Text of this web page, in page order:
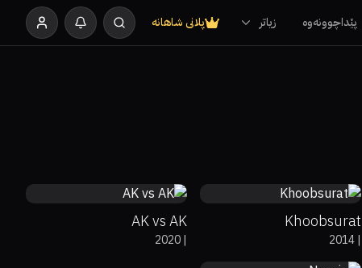
پێداچوونەوە زیاتر پلانی شاهانە
Khoobsurat
|
2014
AK vs AK
|
2020
7.7
100%